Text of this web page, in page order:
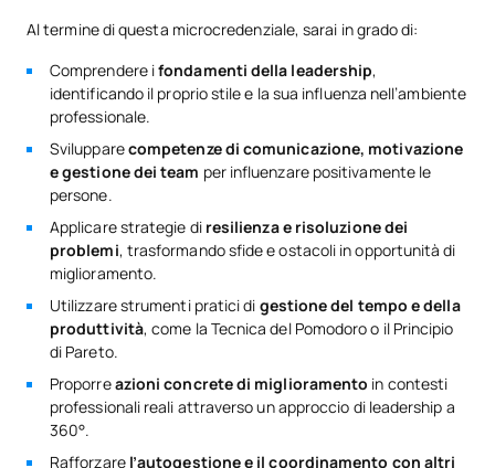
Al termine di questa microcredenziale, sarai in grado di:
Comprendere ifondamenti della leadership,
identificando il proprio stile e la sua influenza nell’ambiente
professionale.
Svilupparecompetenze di comunicazione, motivazione
e gestione dei team per influenzare positivamente le
persone.
Applicare strategie di resilienza e risoluzione dei
problemi, trasformando sfide e ostacoli in opportunità di
miglioramento.
Utilizzare strumenti pratici di gestione del tempo e della
produttività, come la Tecnica del Pomodoro o il Principio
di Pareto.
Proporreazioni concrete di miglioramento in contesti
professionali reali attraverso un approccio di leadership a
360°.
Rafforzare l’autogestione e il coordinamento con altri